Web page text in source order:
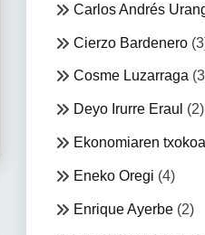
Carlos Andrés
Cierzo Bardenero
Cosme Luzarraga
Deyo Irurre Eraul (2)
Ekonomiaren txokoa
Eneko Oregi (4)
Enrique Ayerbe(2)